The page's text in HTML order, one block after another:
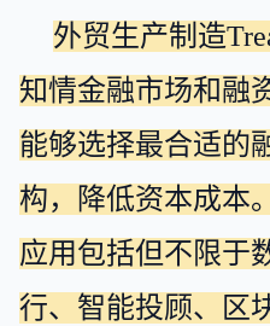
外贸生产制造
知情金融市场和融
能够选择最合适的
构，降低资本成本
应用包括但不限于
行、智能投顾、区